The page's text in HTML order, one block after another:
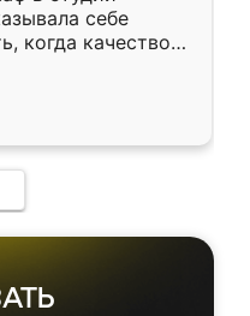
себе
когда качеством
кухня уже почти